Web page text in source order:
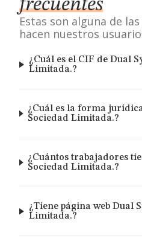
frecuentes
Estas son alguna de
hacen nuestros
¿Cuál es el CIF de Dual
Limitada.?
¿Cuál es la forma
Sociedad Limitada.?
¿Cuántos trabajadores
Sociedad Limitada.?
¿Tiene página web Dual
Limitada.?